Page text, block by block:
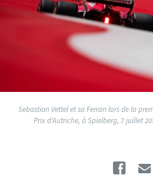
Sebastian Vettel et sa Ferrari lors de la
Prix d'Autriche, à Spielberg, 7 juillet